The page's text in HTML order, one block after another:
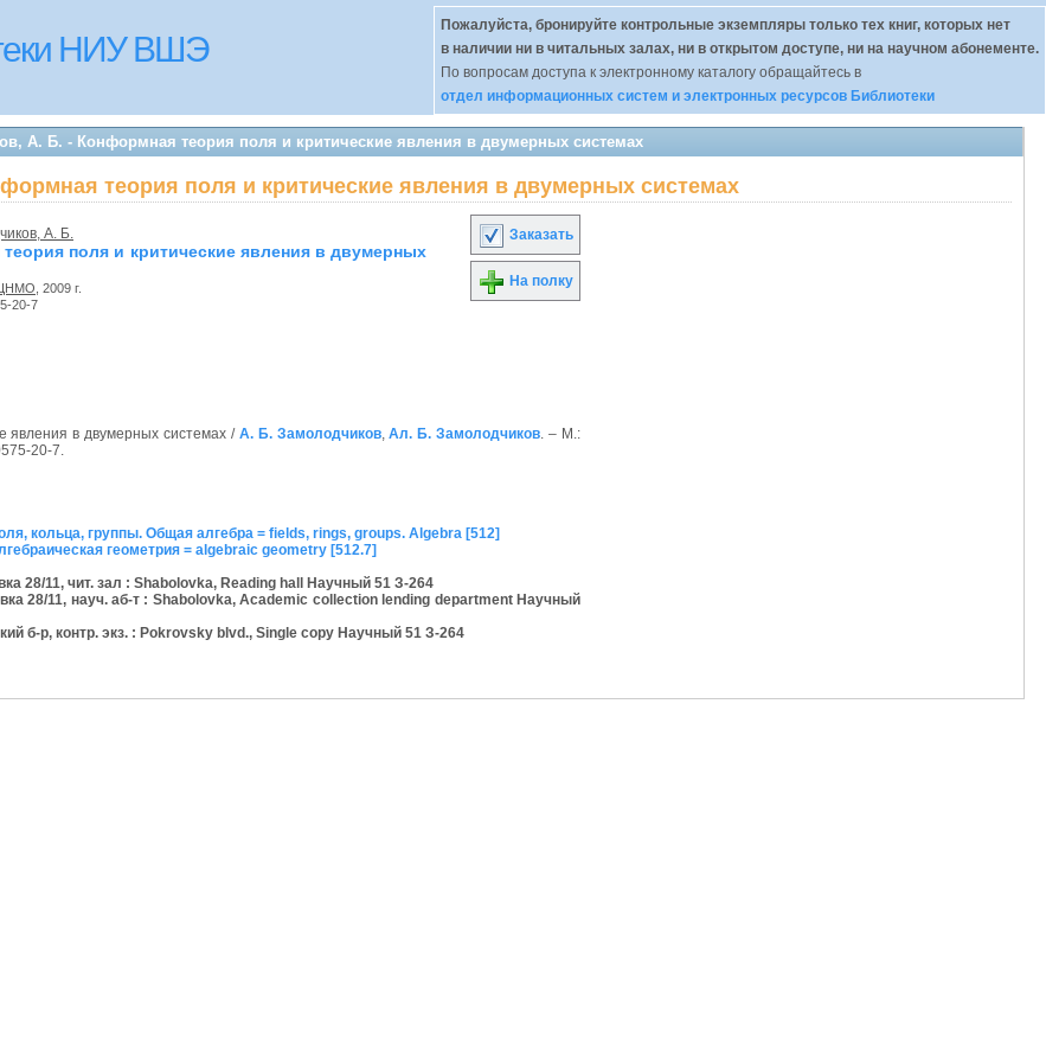
НИУ ВШЭ
Пожалуйста, бронируйте контрольные экземпляры только тех книг, которых нет
в наличии ни в читальных залах, ни в открытом доступе, ни на научном абонементе.
По вопросам доступа к электронному каталогу обращайтесь в
отдел информационных систем и электронных ресурсов Библиотеки
А. Б. - Конформная теория поля и критические явления в двумерных системах
теория поля и критические явления в двумерных системах
А. Б.
поля и критические явления в двумерных
, 2009 г.
20-7
Заказать
На полку
явления в двумерных системах / А. Б. Замолодчиков,Ал. Б. Замолодчиков. – М.:
20-7.
кольца, группы. Общая алгебра = fields, rings, groups. Algebra [512]
геометрия = algebraic geometry [512.7]
28/11, чит. зал : Shabolovka, Reading hall Научный 51 З-264
28/11, науч. аб-т : Shabolovka, Academic collection lending department Научный
б-р, контр. экз. : Pokrovsky blvd., Single copy Научный 51 З-264